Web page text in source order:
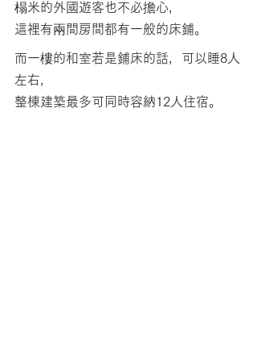
榻米的外國遊客也不必擔心，
這裡有兩間房間都有一般的床鋪。
而一樓的和室若是鋪床的話，可以睡8人
左右，
整棟建築最多可同時容納12人住宿。